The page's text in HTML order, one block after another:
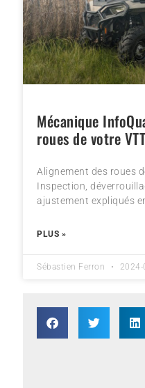
Mécanique
roues de votre VTT
Alignement des roues
Inspection,
ajustement expliqués
PLUS »
Sébastien Ferron 2024-